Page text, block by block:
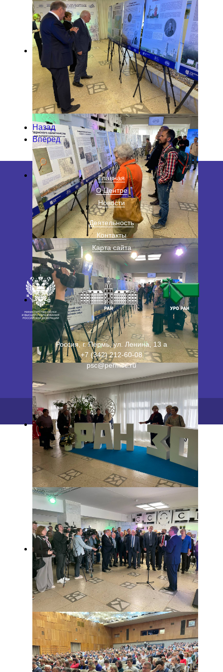
Назад
Вперед
Главная
О Центре
Новости
Деятельность
Контакты
Карта сайта
Россия, г. Пермь, ул. Ленина, 13 а
+7 (342) 212-60-08
psc@permsc.ru
2026 ©ПФИЦ УрО РАН